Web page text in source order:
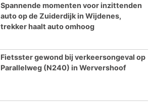
Spannende momenten voor inzittenden
auto op de Zuiderdijk in Wijdenes,
trekker haalt auto omhoog
Fietsster gewond bij verkeersongeval op
Parallelweg (N240) in Wervershoof